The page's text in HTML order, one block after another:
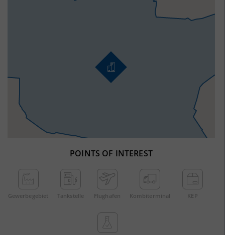
POINTS OF INTEREST
Gewerbe­gebiet Tankstelle Flughafen Kombi­terminal KEP